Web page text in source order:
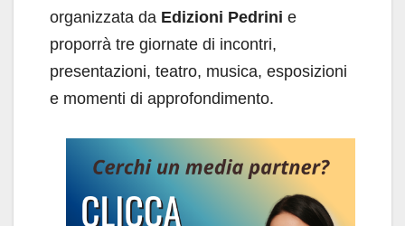
organizzata da Edizioni Pedrini e
proporrà tre giornate di incontri,
presentazioni, teatro, musica, esposizioni
e momenti di approfondimento.